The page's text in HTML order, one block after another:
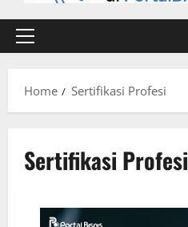
Home Sertifikasi Profesi
Sertifikasi Profesi